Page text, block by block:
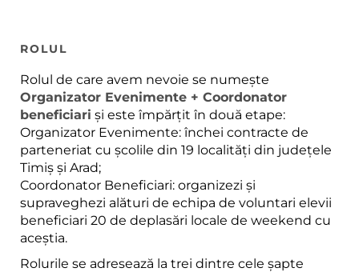
ROLUL
Rolul de care avem nevoie se numește
Organizator Evenimente + Coordonator
beneficiari și este împărțit în două etape:
Organizator Evenimente: închei contracte de
parteneriat cu școlile din 19 localități din județele
Timiș și Arad;
Coordonator Beneficiari: organizezi și
supraveghezi alături de echipa de voluntari elevii
beneficiari 20 de deplasări locale de weekend cu
aceștia.
Rolurile se adresează la trei dintre cele șapte